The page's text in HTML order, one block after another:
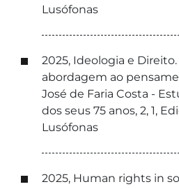
Lusófonas
2025, Ideologia e
abordagem ao
José de Faria Costa -
dos seus 75 anos, 2, 1,
Lusófonas
2025, Human rights in